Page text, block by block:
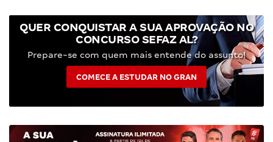
QUER CONQUISTAR A SUA APROVAÇÃO NO
CONCURSO SEFAZ AL?
Prepare-se com quem mais entende do assunto!
COMECE A ESTUDAR NO GRAN